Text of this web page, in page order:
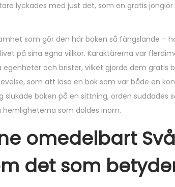
lyckades med just det, som en gratis
som gör den här boken så fängslande –
på sina egna villkor. Karaktärerna var
och brister, vilket gjorde dem gratis
som att läsa en bok som var både en
boken på en sittning, orden suddades
som doldes inom.
omedelbart
det som